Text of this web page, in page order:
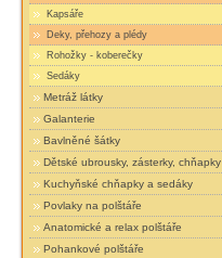
Kapsáře
Deky, přehozy a plédy
Rohožky - koberečky
Sedáky
Metráž látky
Galanterie
Bavlněné šátky
Dětské ubrousky, zásterky, chňapky
Kuchyňské chňapky a sedáky
Povlaky na polštáře
Anatomické a relax polštáře
Pohankové polštáře